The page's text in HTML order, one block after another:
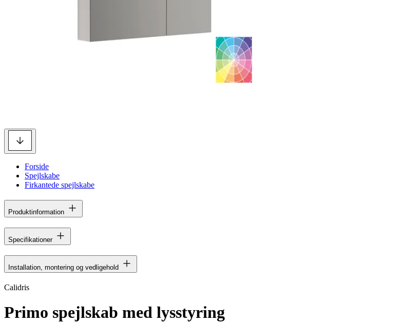
Forside
Spejlskabe
Firkantede spejlskabe
Produktinformation
Specifikationer
Installation, montering og vedligehold
Calidris
Primo spejlskab med lysstyring